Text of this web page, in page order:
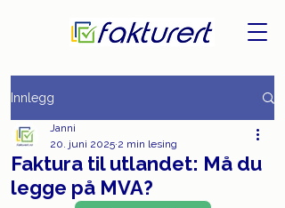
Innlegg
Faktura til utlandet: Må du
legge på MVA?
Janni
20. juni 2025 2 min lesing